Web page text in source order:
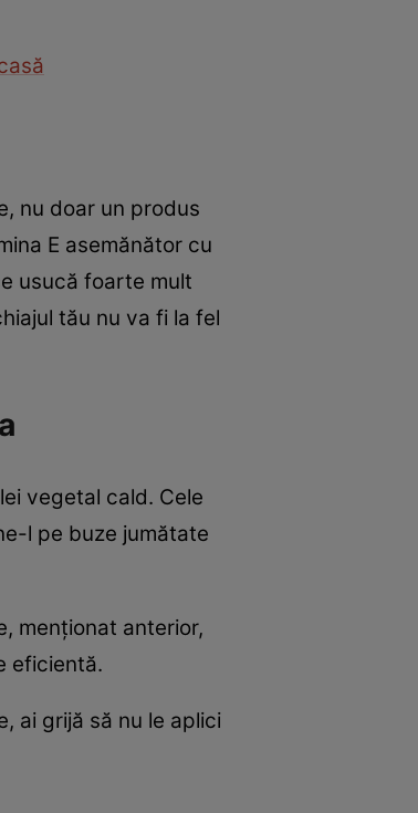
nu doar un produs
E asemănător cu
usucă foarte mult
tău nu va fi la fel
vegetal cald. Cele
l pe buze jumătate
menţionat anterior,
eficientă.
ai grijă să nu le aplici